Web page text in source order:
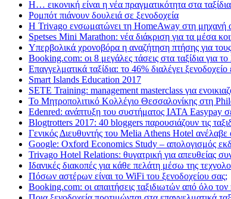
Η… εικονική είναι η νέα πραγματικότητα στα ταξίδια
Ρομπότ πιάνουν δουλειά σε ξενοδοχεία
Η Trivago ενσωματώνει τη HomeAway στη μηχανή
Spetses Mini Marathon: νέα διάκριση για τα μέσα
Υπερβολικά χρονοβόρα η αναζήτηση πτήσης για
Booking.com: οι 8 μεγάλες τάσεις στα ταξίδια για
Επαγγελματικά ταξίδια: το 46% διαλέγει
Smart Islands Education 2017
SETE Training: management masterclass για
Το Μητροπολιτικό Κολλέγιο Θεσσαλονίκης στη
Edenred: ανάπτυξη του συστήματος IATA Easypay
Blogtrotters 2017: 40 bloggers παρουσιάζουν τις
Γενικός Διευθυντής του Melia Athens Hotel
Google: Oxford Economics Study – απολογισμός
Trivago Hotel Relations: θυγατρική για απευθείας
Iδανικές διακοπές για κάθε πελάτη μέσω της
Πόσων αστέρων είναι το WiFi του ξενοδοχείου σας;
Booking.com: οι απαιτήσεις ταξιδιωτών από όλο